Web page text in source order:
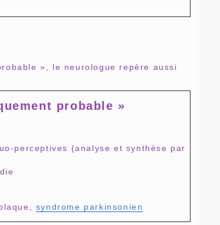
», le neurologue repère aussi
probable »
perceptives (analyse et synthèse par
syndrome parkinsonien